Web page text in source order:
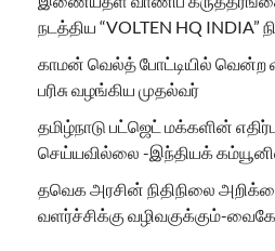
நடத்திய “VOLTEN HQ INDIA”
காமன் வெல்த் போட்டியில் வென்ற
பரிசு வழங்கிய முதல்வர்
தமிழ்நாடு பட்ஜெட் மக்களின்
செய்யவில்லை -இந்தியக்
தவெக அரசின் நிதிநிலை
வளர்ச்சிக்கு வழிவகுக்கும்-வைகோ